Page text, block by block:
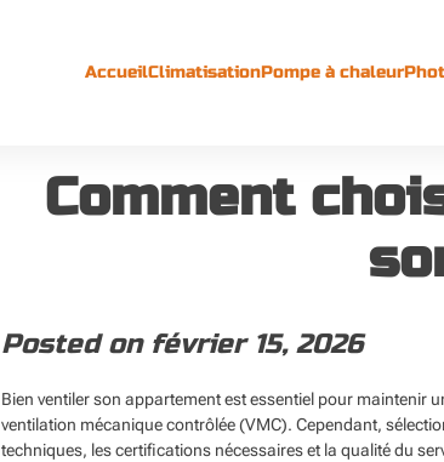
AccueilClimatisationPompe à chaleur
Comment
Posted on février 15, 2026
Bien ventiler son appartement est essentiel pour maintenir
ventilation mécanique contrôlée (VMC). Cependant,
techniques, les certifications nécessaires et la qualité du